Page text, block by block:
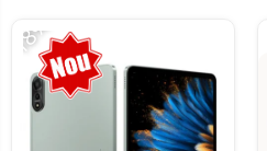
-18%